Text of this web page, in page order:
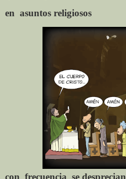
en asuntos religiosos
con frecuencia se desprecian